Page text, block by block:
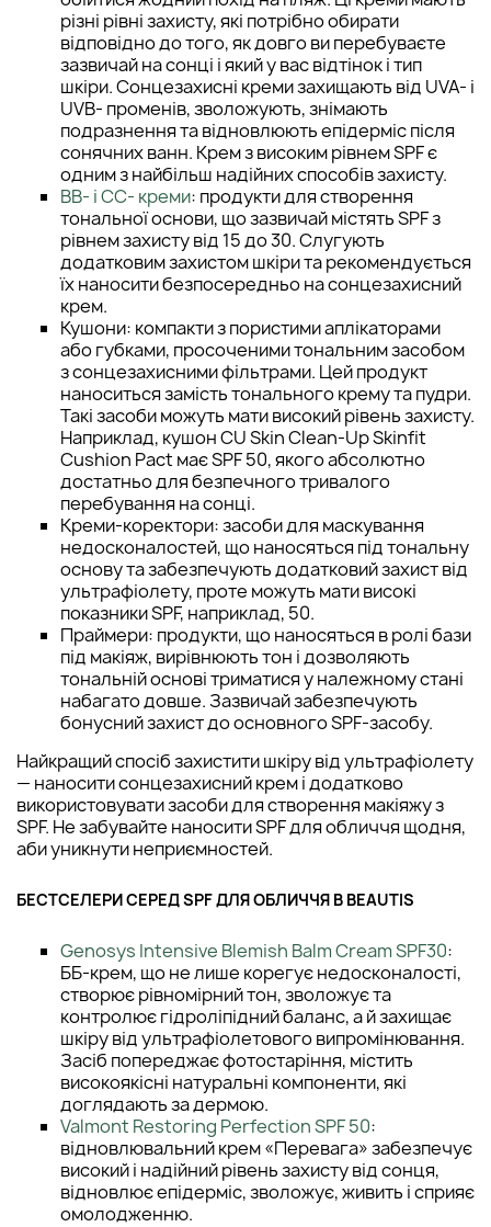
різні рівні захисту, які потрібно обирати
відповідно до того, як довго ви перебуваєте
зазвичай на сонці і який у вас відтінок і тип
шкіри. Сонцезахисні креми захищають від UVA- і
UVB- променів, зволожують, знімають
подразнення та відновлюють епідерміс після
сонячних ванн. Крем з високим рівнем SPF є
одним з найбільш надійних способів захисту.
BB- і CC- креми: продукти для створення
тональної основи, що зазвичай містять SPF з
рівнем захисту від 15 до 30. Слугують
додатковим захистом шкіри та рекомендується
їх наносити безпосередньо на сонцезахисний
крем.
Кушони: компакти з пористими аплікаторами
або губками, просоченими тональним засобом
з сонцезахисними фільтрами. Цей продукт
наноситься замість тонального крему та пудри.
Такі засоби можуть мати високий рівень захисту.
Наприклад, кушон CU Skin Clean-Up Skinfit
Cushion Pact має SPF 50, якого абсолютно
достатньо для безпечного тривалого
перебування на сонці.
Креми-коректори: засоби для маскування
недосконалостей, що наносяться під тональну
основу та забезпечують додатковий захист від
ультрафіолету, проте можуть мати високі
показники SPF, наприклад, 50.
Праймери: продукти, що наносяться в ролі бази
під макіяж, вирівнюють тон і дозволяють
тональній основі триматися у належному стані
набагато довше. Зазвичай забезпечують
бонусний захист до основного SPF-засобу.
Найкращий спосіб захистити шкіру від ультрафіолету
— наносити сонцезахисний крем і додатково
використовувати засоби для створення макіяжу з
SPF. Не забувайте наносити SPF для обличчя щодня,
аби уникнути неприємностей.
БЕСТСЕЛЕРИ СЕРЕД SPF ДЛЯ ОБЛИЧЧЯ В BEAUTIS
Genosys Intensive Blemish Balm Cream SPF30:
ББ-крем, що не лише корегує недосконалості,
створює рівномірний тон, зволожує та
контролює гідроліпідний баланс, а й захищає
шкіру від ультрафіолетового випромінювання.
Засіб попереджає фотостаріння, містить
високоякісні натуральні компоненти, які
доглядають за дермою.
Valmont Restoring Perfection SPF 50:
відновлювальний крем «Перевага» забезпечує
високий і надійний рівень захисту від сонця,
відновлює епідерміс, зволожує, живить і сприяє
омолодженню.